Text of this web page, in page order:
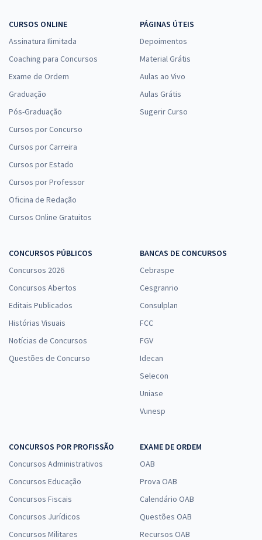
CURSOS ONLINE
Assinatura Ilimitada
Coaching para Concursos
Exame de Ordem
Graduação
Pós-Graduação
Cursos por Concurso
Cursos por Carreira
Cursos por Estado
Cursos por Professor
Oficina de Redação
Cursos Online Gratuitos
PÁGINAS ÚTEIS
Depoimentos
Material Grátis
Aulas ao Vivo
Aulas Grátis
Sugerir Curso
CONCURSOS PÚBLICOS
Concursos 2026
Concursos Abertos
Editais Publicados
Histórias Visuais
Notícias de Concursos
Questões de Concurso
BANCAS DE CONCURSOS
Cebraspe
Cesgranrio
Consulplan
FCC
FGV
Idecan
Selecon
Uniase
Vunesp
CONCURSOS POR PROFISSÃO
Concursos Administrativos
Concursos Educação
Concursos Fiscais
Concursos Jurídicos
Concursos Militares
EXAME DE ORDEM
OAB
Prova OAB
Calendário OAB
Questões OAB
Recursos OAB